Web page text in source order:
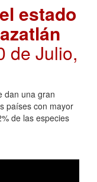
estado
de Julio,
dan una gran
países con mayor
de las especies